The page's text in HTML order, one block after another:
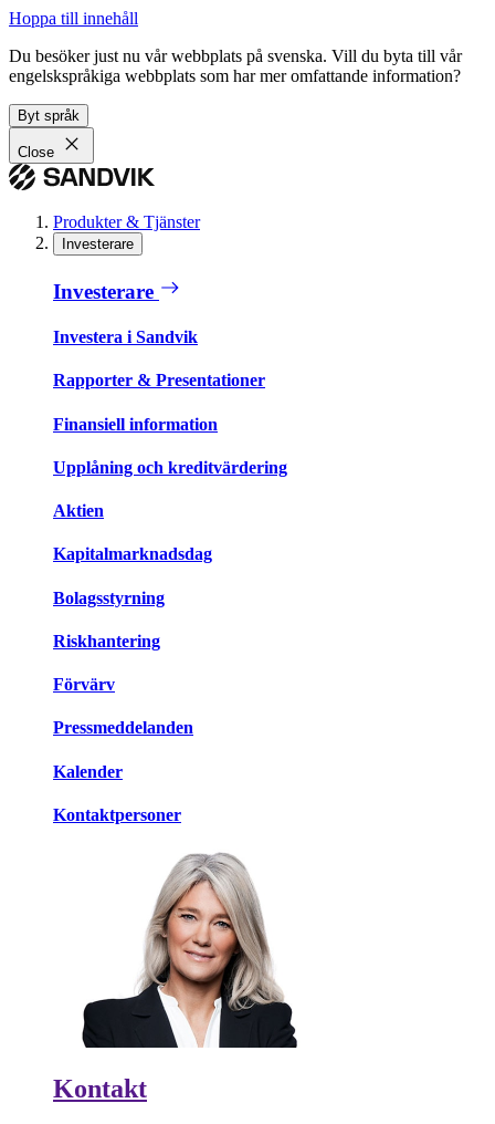
Hoppa till innehåll
Du besöker just nu vår webbplats på svenska. Vill du byta till vår
engelskspråkiga webbplats som har mer omfattande information?
Byt språk
Close
Produkter & Tjänster
Investerare
Investerare
Investera i Sandvik
Rapporter & Presentationer
Finansiell information
Upplåning och kreditvärdering
Aktien
Kapitalmarknadsdag
Bolagsstyrning
Riskhantering
Förvärv
Pressmeddelanden
Kalender
Kontaktpersoner
Kontakt